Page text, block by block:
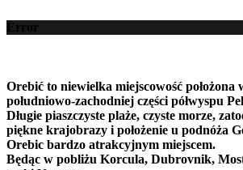
Error
Orebić to niewielka miejscowość położona
południowo-zachodniej części półwyspu
Długie piaszczyste plaże, czyste morze,
piękne krajobrazy i położenie u podnóża
Orebic bardzo atrakcyjnym miejscem.
Będąc w pobliżu Korcula, Dubrovnik,